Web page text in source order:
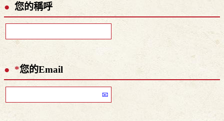
您的稱呼
*您的Email